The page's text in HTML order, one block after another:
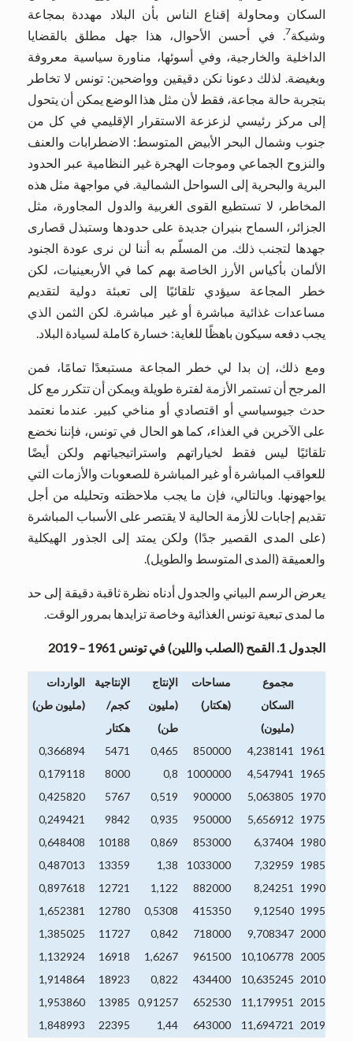
السكان ومحاولة إقناع الناس بأن البلاد مهددة بمجاعة
وشيكة7
. في أحسن الأحوال، هذا جهل مطلق بالقضايا
الداخلية والخارجية، وفي أسوئها، مناورة سياسية معروفة
وبغيضة. لذلك دعونا نكن دقيقين وواضحين: تونس لا تخاطر
بتجربة حالة مجاعة، فقط لأن مثل هذا الوضع يمكن أن يتحول
إلى مركز رئيسي لزعزعة الاستقرار الإقليمي في كل من
جنوب وشمال البحر الأبيض المتوسط: الاضطرابات والعنف
والنزوح الجماعي وموجات الهجرة غير النظامية عبر الحدود
البرية والبحرية إلى السواحل الشمالية. في مواجهة مثل هذه
المخاطر، لا تستطيع القوى الغربية والدول المجاورة، مثل
الجزائر، السماح بنيران جديدة على حدودها وستبذل قصارى
جهدها لتجنب ذلك. من المسلّم به أننا لن نرى عودة الجنود
الألمان بأكياس الأرز الخاصة بهم كما في الأربعينيات، لكن
خطر المجاعة سيؤدي تلقائيًا إلى تعبئة دولية لتقديم
مساعدات غذائية مباشرة أو غير مباشرة. لكن الثمن الذي
يجب دفعه سيكون باهظًا للغاية: خسارة كاملة لسيادة البلاد.
ومع ذلك، إن بدا لي خطر المجاعة مستبعدًا تمامًا، فمن
المرجح أن تستمر الأزمة لفترة طويلة ويمكن أن تتكرر مع كل
حدث جيوسياسي أو اقتصادي أو مناخي كبير. عندما نعتمد
على الآخرين في الغذاء، كما هو الحال في تونس، فإننا نخضع
تلقائيًا ليس فقط لخياراتهم واستراتيجياتهم ولكن أيضًا
للعواقب المباشرة أو غير المباشرة للصعوبات والأزمات التي
يواجهونها. وبالتالي، فإن ما يجب ملاحظته وتحليله من أجل
تقديم إجابات للأزمة الحالية لا يقتصر على الأسباب المباشرة
(على المدى القصير جدًا) ولكن يمتد إلى الجذور الهيكلية
والعميقة (المدى المتوسط ​​والطويل).
يعرض الرسم البياني والجدول أدناه نظرة ثاقبة دقيقة إلى حد
ما لمدى تبعية تونس الغذائية وخاصة تزايدها بمرور الوقت.
الجدول 1. القمح (الصلب واللين)في تونس 1961 – 2019
مجموع
السكان
(مليون)
مساحات
(هكتار )
الإنتاج
(مليون
طن)
الإنتاجية
كجم/
هكتار
الواردات
(مليون طن)
1961
4,238141
850000
0,465
5471
0,366894
1965
4,547941
1000000
0,8
8000
0,179118
1970
5,063805
900000
0,519
5767
0,425820
1975
5,656912
950000
0,935
9842
0,249421
1980
6,37404
853000
0,869
10188
0,648408
1985
7,32959
1033000
1,38
13359
0,487013
1990
8,24251
882000
1,122
12721
0,897618
1995
9,12540
415350
0,5308
12780
1,652381
2000
9,708347
718000
0,842
11727
1,385025
2005
10,106778
961500
1,6267
16918
1,132924
2010
10,635245
434400
0,822
18923
1,914864
2015
11,179951
652530
0,91257
13985
1,953860
2019
11,694721
643000
1,44
22395
1,848993